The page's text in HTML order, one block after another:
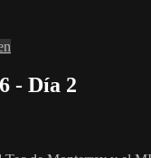
- Día 2